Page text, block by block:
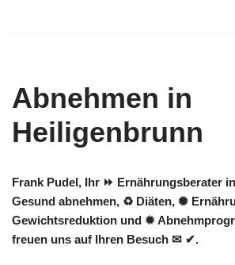
Abnehmen in
Heiligenbrunn
Frank Pudel, Ihr ⏩ Ernährungsberater
Gesund abnehmen, ♻ Diäten, ✺
Gewichtsreduktion und ✹
freuen uns auf Ihren Besuch ✉ ✔.